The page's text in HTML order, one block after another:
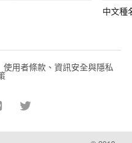
中文種
使用者條款、資訊安全與隱私